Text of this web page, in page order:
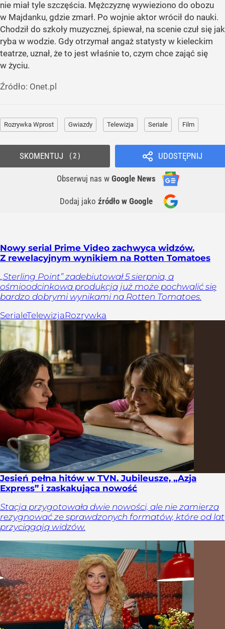
nie miał tyle szczęścia. Mężczyznę wywieziono do obozu
w Majdanku, gdzie zmarł. Po wojnie aktor wrócił do nauki.
Chodził do szkoły muzycznej, śpiewał, na scenie czuł się jak
ryba w wodzie. Gdy otrzymał angaż statysty w kieleckim
teatrze, uznał, że to jest właśnie to, czym chce zająć się
w życiu.
Źródło: Onet.pl
Rozrywka Wprost Gwiazdy Telewizja Seriale Film
UDOSTĘPNIJ
Obserwuj nas w Google News
Dodaj jako źródło w Google
SKOMENTUJ 2
Nowy serial Prime Video zachwyca widzów.
Z rewelacyjnym wynikiem na Rotten Tomatoes
„Sterling Point” zadebiutował 5 sierpnia, a
ośmioodcinkowa produkcja już może pochwalić się
bardzo dobrymi wynikami na Rotten Tomatoes.
SerialeTelewizjaRozrywka
Jesień pełna hitów w TVN. Jubileusze, „Azja
Express” i zaskakująca nowość
Stacja przygotowała dwie nowości, ale nie zamierza
rezygnować ze sprawdzonych formatów, które od lat
przyciągają widzów.